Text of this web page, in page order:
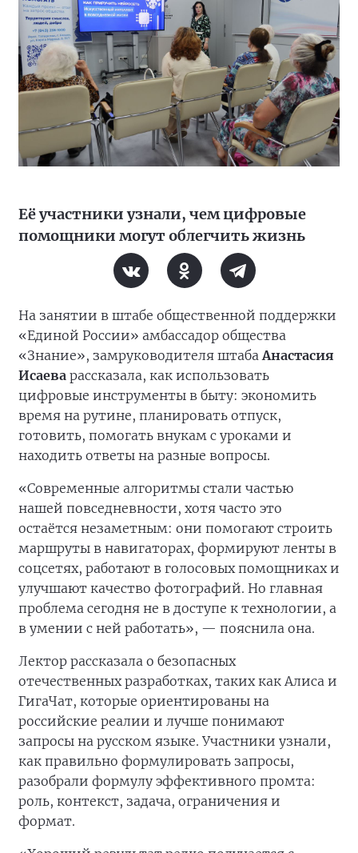
Её участники узнали, чем цифровые
помощники могут облегчить жизнь
На занятии в штабе общественной поддержки
«Единой России» амбассадор общества
«Знание», замруководителя штабаАнастасия
Исаева рассказала, как использовать
цифровые инструменты в быту: экономить
время на рутине, планировать отпуск,
готовить, помогать внукам с уроками и
находить ответы на разные вопросы.
«Современные алгоритмы стали частью
нашей повседневности, хотя часто это
остаётся незаметным: они помогают строить
маршруты в навигаторах, формируют ленты в
соцсетях, работают в голосовых помощниках и
улучшают качество фотографий. Но главная
проблема сегодня не в доступе к технологии, а
в умении с ней работать», — пояснила она.
Лектор рассказала о безопасных
отечественных разработках, таких как Алиса и
ГигаЧат, которые ориентированы на
российские реалии и лучше понимают
запросы на русском языке. Участники узнали,
как правильно формулировать запросы,
разобрали формулу эффективного промта:
роль, контекст, задача, ограничения и
формат.